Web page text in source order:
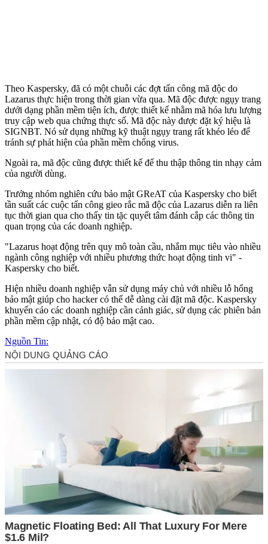
Theo Kaspersky, đã có một chuỗi các đợt tấn công mã độc do
Lazarus thực hiện trong thời gian vừa qua. Mã độc được ngụy trang
dưới dạng phần mềm tiện ích, được thiết kế nhằm mã hóa lưu lượng
truy cập web qua chứng thực số. Mã độc này được đặt ký hiệu là
SIGNBT. Nó sử dụng những kỹ thuật ngụy trang rất khéo léo để
tránh sự phát hiện của phần mềm chống virus.
Ngoài ra, mã độc cũng được thiết kế để thu thập thông tin nhạ‌y cả‌m
của người dùng.
Trưởng nhóm nghiên cứu bảo mật GReAT của Kaspersky cho biết
tần suất các cuộc tấn công gieo rắc mã độc của Lazarus diễn ra liên
tục thời gian qua cho thấy tin tặc quyết tâm đánh cắp các thông tin
quan trọng của các doanh nghiệp.
"Lazarus hoạt động trên quy mô toàn cầu, nhắm mục tiêu vào nhiều
ngành công nghiệp với nhiều phương thức hoạt động tinh vi" -
Kaspersky cho biết.
Hiện nhiều doanh nghiệp vẫn sử dụng máy chủ với nhiều lỗ hổng
bảo mật giúp cho hacker có thể dễ dàng cài đặt mã độc. Kaspersky
khuyến cáo các doanh nghiệp cần cảnh giác, sử dụng các phiên bản
phần mềm cập nhật, có độ bảo mật cao.
Nguồn Tin: